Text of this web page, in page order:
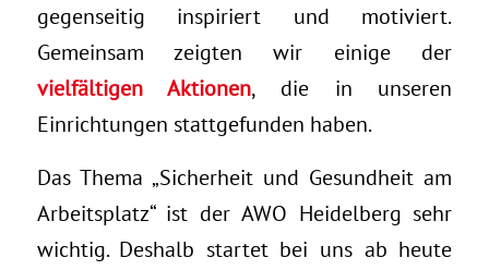
gegenseitig inspiriert und motiviert.
Gemeinsam zeigten wir einige der
vielfältigen Aktionen, die in unseren
Einrichtungen stattgefunden haben.
Das Thema „Sicherheit und Gesundheit am
Arbeitsplatz“ ist der AWO Heidelberg sehr
wichtig. Deshalb startet bei uns ab heute